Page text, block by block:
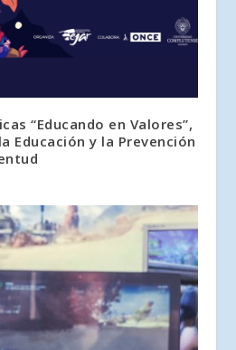
“Educando en Valores”,
Educación y la Prevención